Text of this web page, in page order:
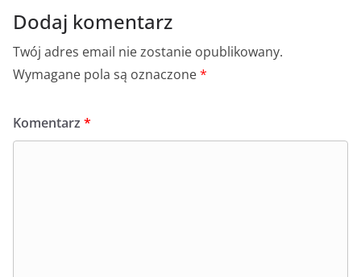
Dodaj komentarz
Twój adres email nie zostanie opublikowany.
Wymagane pola są oznaczone*
Komentarz *